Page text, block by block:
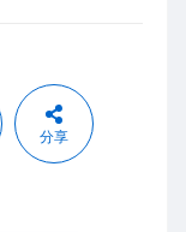
分享